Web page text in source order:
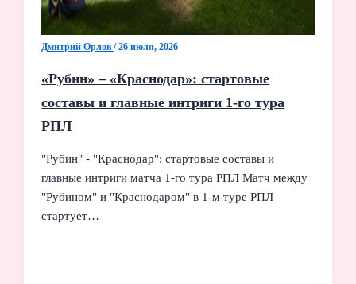
Дмитрий Орлов/26 июля, 2026
«Рубин» – «Краснодар»: стартовые
составы и главные интриги 1-го тура
РПЛ
"Рубин" - "Краснодар": стартовые составы и
главные интриги матча 1-го тура РПЛ Матч между
"Рубином" и "Краснодаром" в 1-м туре РПЛ
стартует…